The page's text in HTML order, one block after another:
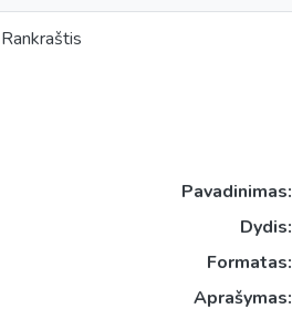
Rankraštis
Pavadinimas:
Dydis:
Formatas:
Aprašymas: